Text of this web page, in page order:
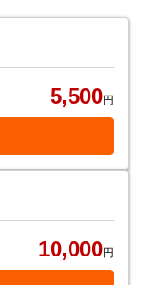
5,500円
10,000円